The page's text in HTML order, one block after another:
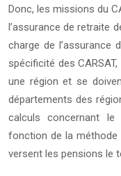
Donc, les missions du
l’assurance de retraite
charge de l’assurance
spécificité des
une région et se
départements des
calculs concernant
fonction de la méthode
versent les pensions le